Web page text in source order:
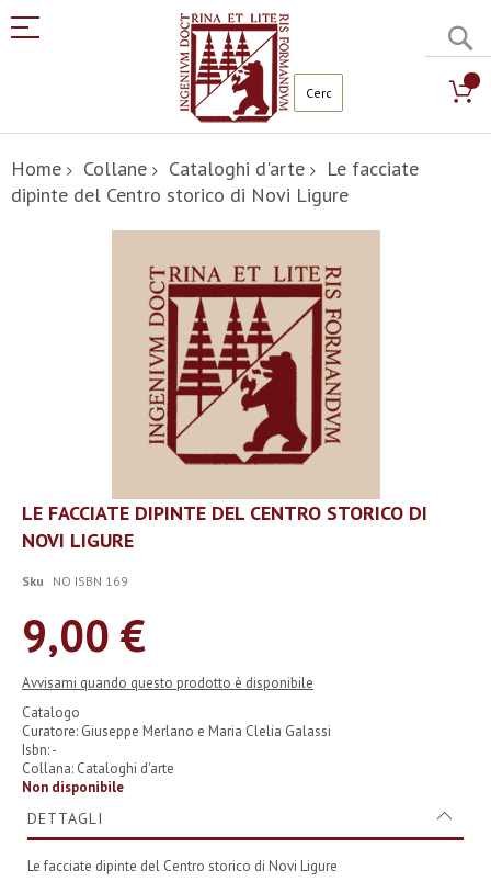
al
contenuto
Home Collane Cataloghi d'arte
Le facciate
dipinte del Centro storico di Novi Ligure
Vai
all'inizio
della
di
LE FACCIATE DIPINTE DEL CENTRO STORICO DI
NOVI LIGURE
Sku NO ISBN 169
9,00 €
Avvisami quando questo prodotto è disponibile
Catalogo
Curatore: Giuseppe Merlano e Maria Clelia Galassi
Isbn: -
Collana: Cataloghi d'arte
Non disponibile
DETTAGLI
Le facciate dipinte del Centro storico di Novi Ligure